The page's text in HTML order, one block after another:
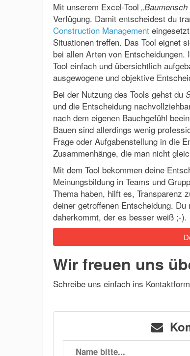
Mit unserem Excel-Tool
Verfügung. Damit entscheidest du
Construction Management
Situationen treffen. Das Tool eignet
bei allen Arten von
Tool einfach und übersichtlich
ausgewogene und objektive
Bei der Nutzung des Tools gehst du
und die Entscheidung
nach dem eigenen Bauchgefühl
Bauen sind allerdings wenig
Frage oder Aufgabenstellung in die
Zusammenhänge, die man nicht
Mit dem Tool bekommen deine
Meinungsbildung in Teams und
Thema haben, hilft es, Transparenz
deiner getroffenen Entscheidung.
daherkommt, der es besser weiß ;-).
Wir freuen uns
Schreibe uns einfach ins